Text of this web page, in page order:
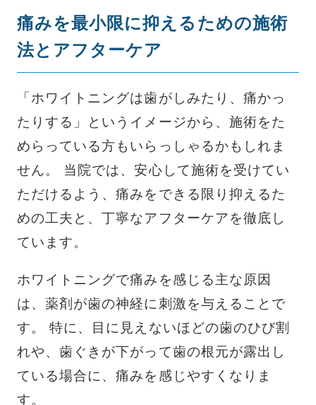
痛みを最小限に抑えるための施術
法とアフターケア
「ホワイトニングは歯がしみたり、痛かっ
たりする」というイメージから、施術をた
めらっている方もいらっしゃるかもしれま
せん。 当院では、安心して施術を受けてい
ただけるよう、痛みをできる限り抑えるた
めの工夫と、丁寧なアフターケアを徹底し
ています。
ホワイトニングで痛みを感じる主な原因
は、薬剤が歯の神経に刺激を与えることで
す。 特に、目に見えないほどの歯のひび割
れや、歯ぐきが下がって歯の根元が露出し
ている場合に、痛みを感じやすくなりま
す。